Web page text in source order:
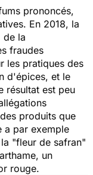
prononcés,
En 2018, la
de la
fraudes
les pratiques des
d'épices, et le
résultat est peu
produits que
a par exemple
"fleur de safran"
un
rouge.